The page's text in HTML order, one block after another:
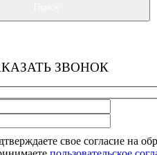
ЗВОНОК
свое согласие на